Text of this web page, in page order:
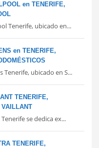
en TENERIFE,
Tenerife, ubicado en...
en TENERIFE,
Tenerife, ubicado en S...
TENERIFE,
se dedica ex...
TENERIFE,